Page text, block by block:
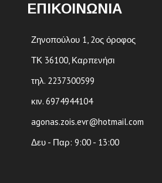
ΕΠΙΚΟΙΝΩΝΙΑ
Ζηνοπούλου 1, 2ος όροφος
ΤΚ 36100, Καρπενήσι
τηλ. 2237300599
κιν. 6974944104
agonas.zois.evr@hotmail.com
Δευ - Παρ: 9:00 - 13:00